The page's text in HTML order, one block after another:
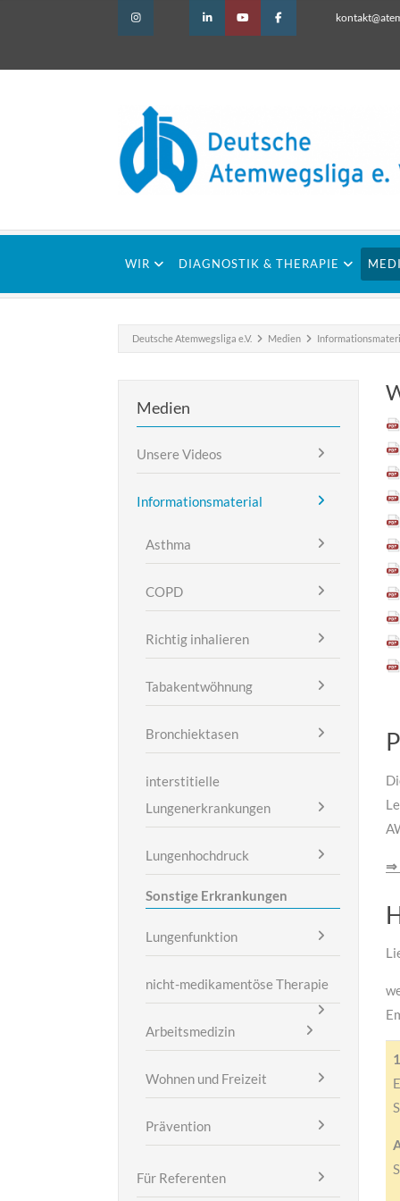
WIR DIAGNOSTIK & THERAPIE
Deutsche Atemwegsliga e.V. Medien
⇒
Medien
Unsere Videos
Informationsmaterial
Asthma
COPD
Richtig inhalieren
Tabakentwöhnung
Bronchiektasen
interstitielle
Lungenerkrankungen
Lungenhochdruck
Sonstige Erkrankungen
Lungenfunktion
nicht-medikamentöse Therapie
Arbeitsmedizin
Wohnen und Freizeit
Prävention
Für Referenten